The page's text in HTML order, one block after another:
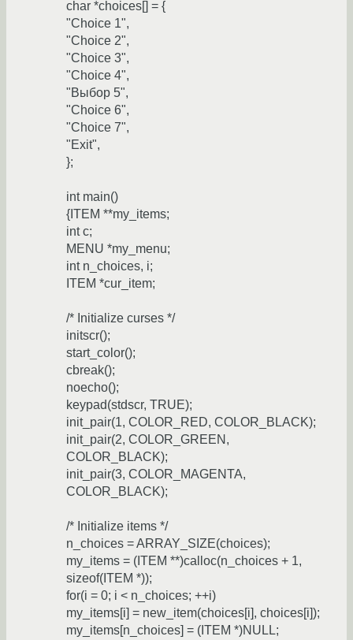
char *choices[] = {
"Choice 1",
"Choice 2",
"Choice 3",
"Choice 4",
"Выбор 5",
"Choice 6",
"Choice 7",
"Exit",
};
int main()
{ITEM **my_items;
int c;
MENU *my_menu;
int n_choices, i;
ITEM *cur_item;
/* Initialize curses */
initscr();
start_color();
cbreak();
noecho();
keypad(stdscr, TRUE);
init_pair(1, COLOR_RED, COLOR_BLACK);
init_pair(2, COLOR_GREEN,
COLOR_BLACK);
init_pair(3, COLOR_MAGENTA,
COLOR_BLACK);
/* Initialize items */
n_choices = ARRAY_SIZE(choices);
my_items = (ITEM **)calloc(n_choices + 1,
sizeof(ITEM *));
for(i = 0; i < n_choices; ++i)
my_items[i] = new_item(choices[i], choices[i]);
my_items[n_choices] = (ITEM *)NULL;